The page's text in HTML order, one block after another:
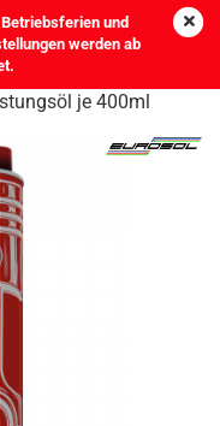
und
werden ab
je 400ml